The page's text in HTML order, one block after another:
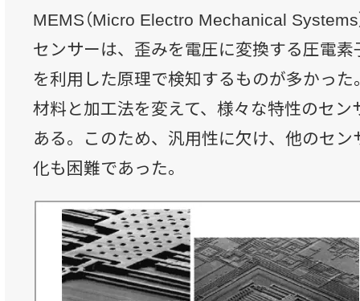
MEMS（Micro Electro Mechanical Systems
センサーは、歪みを電圧に変換する圧電
を利用した原理で検知するものが多かっ
材料と加工法を変えて、様々な特性のセ
ある。このため、汎用性に欠け、他のセ
化も困難であった。